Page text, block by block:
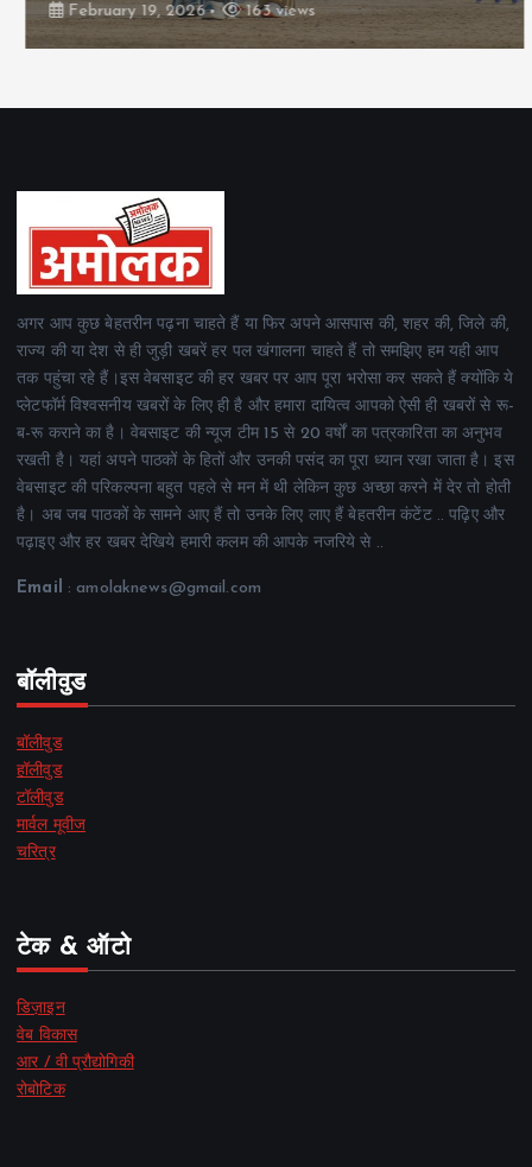
February 19, 2026 163 views
अगर आप कुछ बेहतरीन पढ़ना चाहते हैं या फिर अपने आसपास की, शहर की, जिले की,
राज्य की या देश से ही जुड़ी खबरें हर पल खंगालना चाहते हैं तो समझिए हम यही आप
तक पहुंचा रहे हैं।इस वेबसाइट की हर खबर पर आप पूरा भरोसा कर सकते हैं क्योंकि ये
प्लेटफॉर्म विश्वसनीय खबरों के लिए ही है और हमारा दायित्व आपको ऐसी ही खबरों से रू-
ब-रू कराने का है। वेबसाइट की न्यूज टीम 15 से 20 वर्षों का पत्रकारिता का अनुभव
रखती है। यहां अपने पाठकों के हितों और उनकी पसंद का पूरा ध्यान रखा जाता है। इस
वेबसाइट की परिकल्पना बहुत पहले से मन में थी लेकिन कुछ अच्छा करने में देर तो होती
है। अब जब पाठकों के सामने आए हैं तो उनके लिए लाए हैं बेहतरीन कंटेंट .. पढ़िए और
पढ़ाइए और हर खबर देखिये हमारी कलम की आपके नजरिये से ..
Email : amolaknews@gmail.com
बॉलीवुड
बॉलीवुड
हॉलीवुड
टॉलीवुड
मार्वल मूवीज
चरित्र
टेक & ऑटो
डिज़ाइन
वेब विकास
आर / वी प्रौद्योगिकी
रोबोटिक